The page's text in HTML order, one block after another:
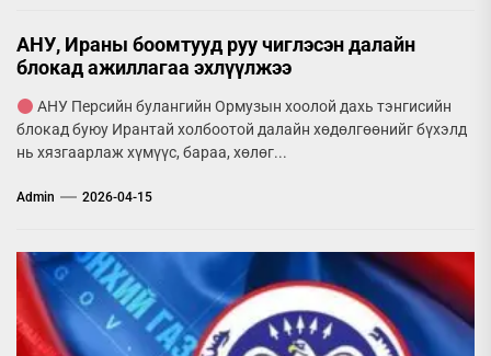
АНУ, Ираны боомтууд руу чиглэсэн далайн
блокад ажиллагаа эхлүүлжээ
АНУ Персийн булангийн Ормузын хоолой дахь тэнгисийн
блокад буюу Ирантай холбоотой далайн хөдөлгөөнийг бүхэлд
нь хязгаарлаж хүмүүс, бараа, хөлөг...
Admin 2026-04-15